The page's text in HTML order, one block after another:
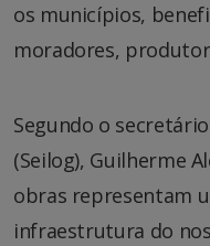
os municípios,
moradores,
Segundo o
(Seilog), Guilherme
obras representam
infraestrutura do